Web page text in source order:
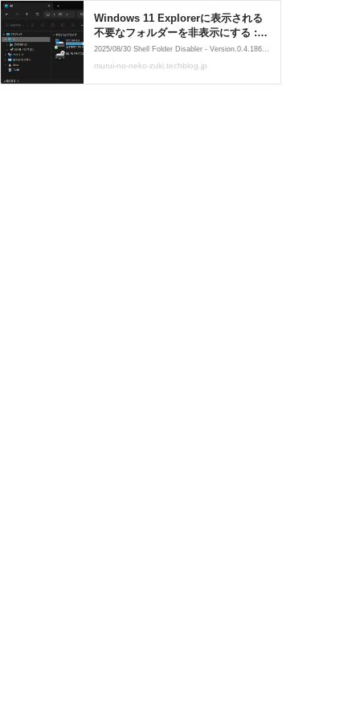
Windows 11 Explorerに表示される
不要なフォルダーを非表示にする :
無類のねこ好き
2025/08/30 Shell Folder Disabler - Version.0.4.186.0 リリース Windows 11 25H2 (Release Preview)に対応しました。 2025/03/28 Shell Folder Disabler - Version.0.4.164.0 リ
murui-no-neko-zuki.techblog.jp